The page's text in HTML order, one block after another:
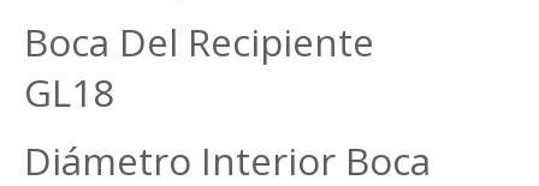
Boca Del Recipiente
GL18
Diámetro Interior